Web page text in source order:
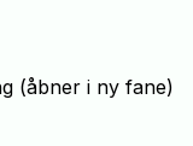
(åbner i ny fane)